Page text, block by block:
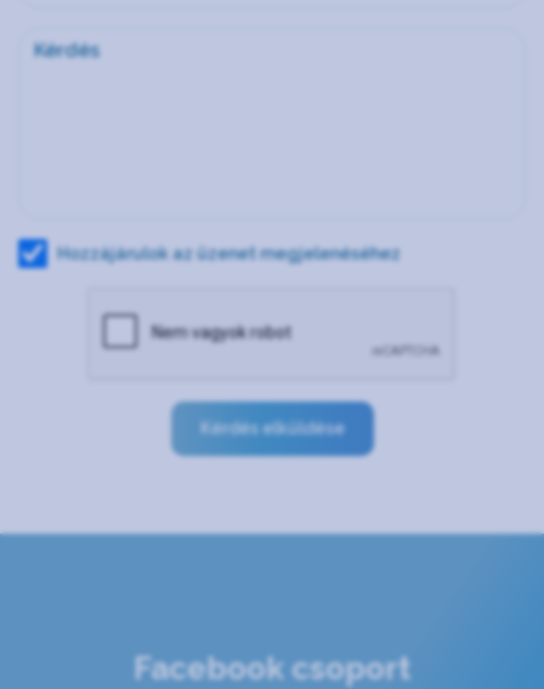
Hozzájárulok az üzenet megjelenéséhez
Kérdés elküldése
Facebook csoport